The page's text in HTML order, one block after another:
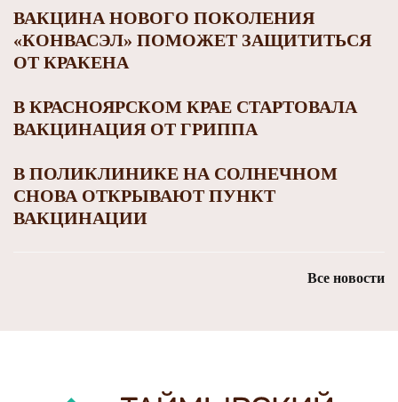
ВАКЦИНА НОВОГО ПОКОЛЕНИЯ
«КОНВАСЭЛ» ПОМОЖЕТ ЗАЩИТИТЬСЯ
ОТ КРАКЕНА
В КРАСНОЯРСКОМ КРАЕ СТАРТОВАЛА
ВАКЦИНАЦИЯ ОТ ГРИППА
В ПОЛИКЛИНИКЕ НА СОЛНЕЧНОМ
СНОВА ОТКРЫВАЮТ ПУНКТ
ВАКЦИНАЦИИ
Все новости